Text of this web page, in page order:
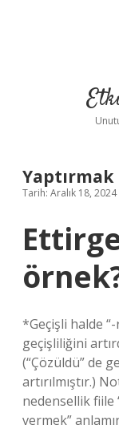
Tarih: Aralık 18, 2024
*Geçişli halde
geçişliliğini
(“Çözüldü” de
artırılmıştır.)
nedensellik fiile
vermek”